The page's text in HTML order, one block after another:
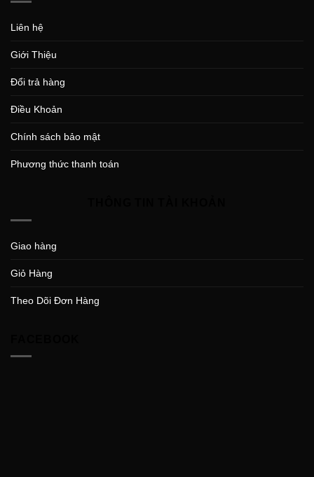
Liên hệ
Giới Thiệu
Đổi trả hàng
Điều Khoản
Chính sách bảo mật
Phương thức thanh toán
Giao hàng
Giỏ Hàng
Theo Dõi Đơn Hàng